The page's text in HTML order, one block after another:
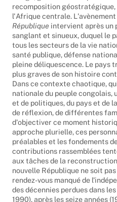
Congo, géant malade qui
recomposition géostratégique,
l'Afrique centrale.
Républiqueintervient après un
sanglant et sinueux, duquel le
tous les secteurs de la vie
santé publique, défense
pleine déliquescence. Le pays
plus graves de son histoire
Dans ce contexte chaotique,
nationale du peuple
et de politiques, du pays et de
de réflexion, de différentes
d'objectiver ce moment
approche plurielle, ces
préalables et les fondements
contributions rassemblées
aux tâches de la
nouvelle République ne soit
rendez-vous manqué de
des décennies perdues dans